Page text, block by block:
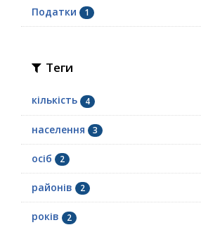
Податки 1
Теги
кількість 4
населення 3
осіб 2
районів 2
років 2